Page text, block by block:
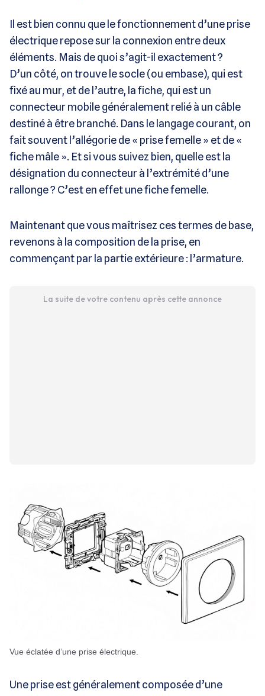
Il est bien connu que le fonctionnement d’une prise
électrique repose sur la connexion entre deux
éléments. Mais de quoi s’agit-il exactement ?
D’un côté, on trouve lesocle(ou embase), qui est
fixé au mur, et de l’autre, lafiche, qui est un
connecteur mobile généralement relié à un câble
destiné à être branché. Dans le langage courant, on
fait souvent l’allégorie de « prise femelle » et de «
fiche mâle ». Et si vous suivez bien, quelle est la
désignation du connecteur à l’extrémité d’une
rallonge ? C’est en effet une fiche femelle.
Maintenant que vous maîtrisez ces termes de base,
revenons à la composition de la prise, en
commençant par la partie extérieure : l’armature.
La suite de votre contenu après cette annonce
Vue éclatée d’une prise électrique.
Une prise est généralement composée d’une